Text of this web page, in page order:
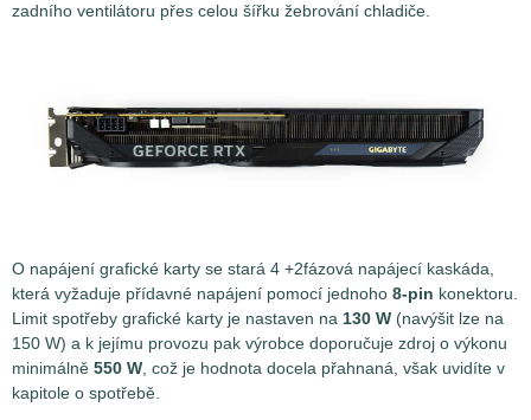
zadního ventilátoru přes celou šířku žebrování chladiče.
O napájení grafické karty se stará 4 +2fázová napájecí kaskáda,
která vyžaduje přídavné napájení pomocí jednoho 8-pin konektoru.
Limit spotřeby grafické karty je nastaven na 130 W (navýšit lze na
150 W) a k jejímu provozu pak výrobce doporučuje zdroj o výkonu
minimálně 550 W, což je hodnota docela přahnaná, však uvidíte v
kapitole o spotřebě.